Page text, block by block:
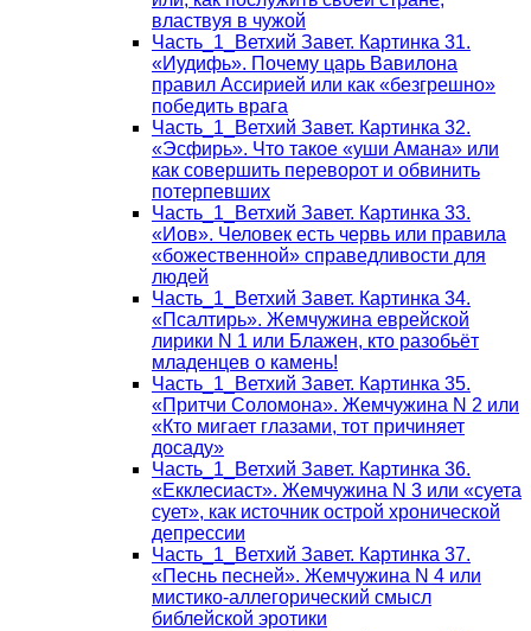
властвуя в чужой
Часть_1_Ветхий Завет. Картинка 31.
«Иудифь». Почему царь Вавилона
правил Ассирией или как «безгрешно»
победить врага
Часть_1_Ветхий Завет. Картинка 32.
«Эсфирь». Что такое «уши Амана» или
как совершить переворот и обвинить
потерпевших
Часть_1_Ветхий Завет. Картинка 33.
«Иов». Человек есть червь или правила
«божественной» справедливости для
людей
Часть_1_Ветхий Завет. Картинка 34.
«Псалтирь». Жемчужина еврейской
лирики N 1 или Блажен, кто разобьёт
младенцев о камень!
Часть_1_Ветхий Завет. Картинка 35.
«Притчи Соломона». Жемчужина N 2 или
«Кто мигает глазами, тот причиняет
досаду»
Часть_1_Ветхий Завет. Картинка 36.
«Екклесиаст». Жемчужина N 3 или «суета
сует», как источник острой хронической
депрессии
Часть_1_Ветхий Завет. Картинка 37.
«Песнь песней». Жемчужина N 4 или
мистико-аллегорический смысл
библейской эротики